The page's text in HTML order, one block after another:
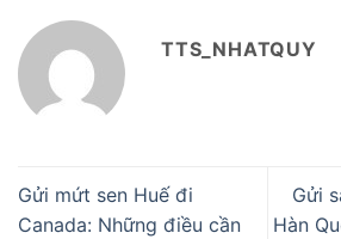
TTS_NHATQUY
Gửi mứt sen Huế đi
Canada: Những điều cần
Gửi
Hàn